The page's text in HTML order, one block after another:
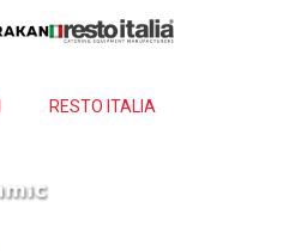
RESTO ITALIA